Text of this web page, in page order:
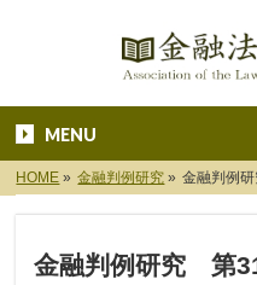
MENU
HOME » 金融判例研究 » 金融判例
金融判例研究 第